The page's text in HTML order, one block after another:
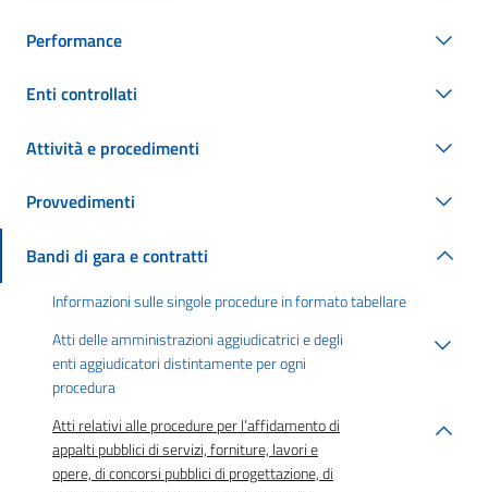
Performance
Enti controllati
Attività e procedimenti
Provvedimenti
Bandi di gara e contratti
Informazioni sulle singole procedure in formato tabellare
Atti delle amministrazioni aggiudicatrici e degli
enti aggiudicatori distintamente per ogni
procedura
Atti relativi alle procedure per l’affidamento di
appalti pubblici di servizi, forniture, lavori e
opere, di concorsi pubblici di progettazione, di